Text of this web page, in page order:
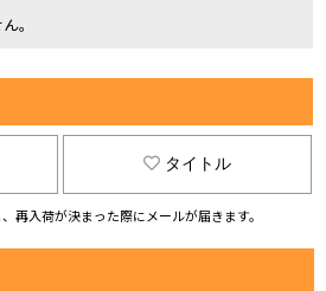
。
タイトル
再入荷が決まった際にメールが届きます。